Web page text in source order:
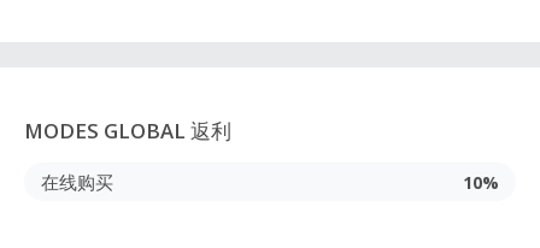
MODES GLOBAL 返利
在线购买 10%